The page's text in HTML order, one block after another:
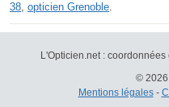
38, opticien Grenoble.
L'Opticien.net :
© 2026
Mentions légales-